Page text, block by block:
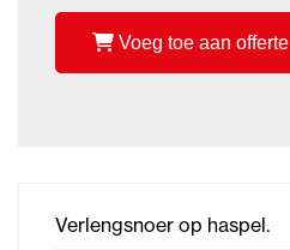
Voeg toe aan offerte
Verlengsnoer op haspel.